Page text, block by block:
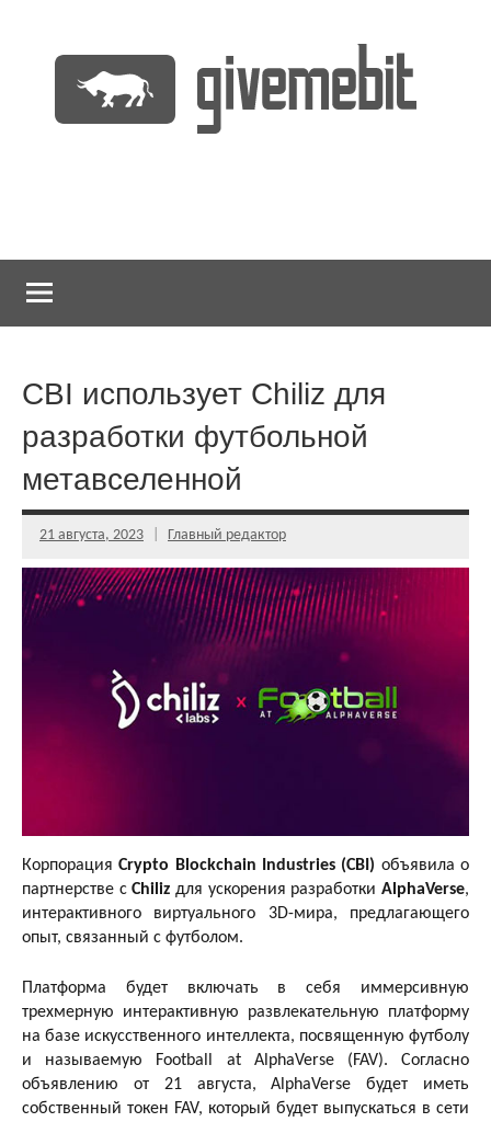
содержимому
CBI использует Chiliz для
разработки футбольной
метавселенной
21 августа, 2023 Главный редактор
КорпорацияCrypto Blockchain Industries (CBI) объявила о
партнерстве сChiliz для ускорения разработкиAlphaVerse,
интерактивного виртуального 3D-мира, предлагающего
опыт, связанный с футболом.
Платформа будет включать в себя иммерсивную
трехмерную интерактивную развлекательную платформу
на базе искусственного интеллекта, посвященную футболу
и называемую Football at AlphaVerse (FAV). Согласно
объявлению от 21 августа, AlphaVerse будет иметь
собственный токен FAV, который будет выпускаться в сети